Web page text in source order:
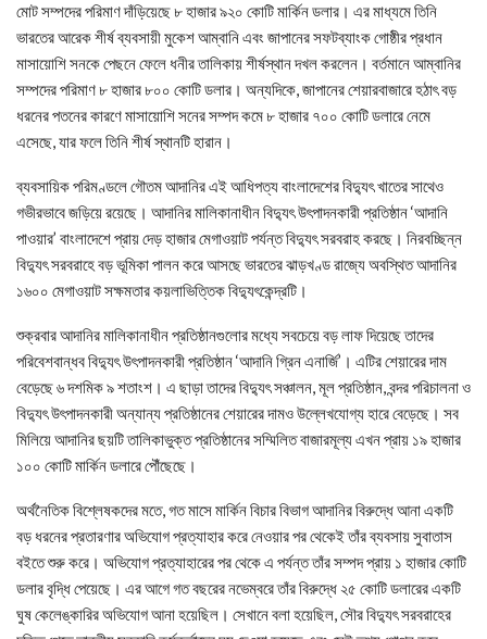
মোট সম্পদের পরিমাণ দাঁড়িয়েছে ৮ হাজার ৯২০ কোটি মার্কিন ডলার। এর মাধ্যমে তিনি
ভারতের আরেক শীর্ষ ব্যবসায়ী মুকেশ আম্বানি এবং জাপানের সফটব্যাংক গোষ্ঠীর প্রধান
মাসায়োশি সনকে পেছনে ফেলে ধনীর তালিকায় শীর্ষস্থান দখল করলেন। বর্তমানে আম্বানির
সম্পদের পরিমাণ ৮ হাজার ৮০০ কোটি ডলার। অন্যদিকে, জাপানের শেয়ারবাজারে হঠাৎ বড়
ধরনের পতনের কারণে মাসায়োশি সনের সম্পদ কমে ৮ হাজার ৭০০ কোটি ডলারে নেমে
এসেছে, যার ফলে তিনি শীর্ষ স্থানটি হারান।
ব্যবসায়িক পরিমণ্ডলে গৌতম আদানির এই আধিপত্য বাংলাদেশের বিদ্যুৎ খাতের সাথেও
গভীরভাবে জড়িয়ে রয়েছে। আদানির মালিকানাধীন বিদ্যুৎ উৎপাদনকারী প্রতিষ্ঠান ‘আদানি
পাওয়ার’ বাংলাদেশে প্রায় দেড় হাজার মেগাওয়াট পর্যন্ত বিদ্যুৎ সরবরাহ করছে। নিরবচ্ছিন্ন
বিদ্যুৎ সরবরাহে বড় ভূমিকা পালন করে আসছে ভারতের ঝাড়খণ্ড রাজ্যে অবস্থিত আদানির
১৬০০ মেগাওয়াট সক্ষমতার কয়লাভিত্তিক বিদ্যুৎকেন্দ্রটি।
শুক্রবার আদানির মালিকানাধীন প্রতিষ্ঠানগুলোর মধ্যে সবচেয়ে বড় লাফ দিয়েছে তাদের
পরিবেশবান্ধব বিদ্যুৎ উৎপাদনকারী প্রতিষ্ঠান ‘আদানি গ্রিন এনার্জি’। এটির শেয়ারের দাম
বেড়েছে ৬ দশমিক ৯ শতাংশ। এ ছাড়া তাদের বিদ্যুৎ সঞ্চালন, মূল প্রতিষ্ঠান, বন্দর পরিচালনা ও
বিদ্যুৎ উৎপাদনকারী অন্যান্য প্রতিষ্ঠানের শেয়ারের দামও উল্লেখযোগ্য হারে বেড়েছে। সব
মিলিয়ে আদানির ছয়টি তালিকাভুক্ত প্রতিষ্ঠানের সম্মিলিত বাজারমূল্য এখন প্রায় ১৯ হাজার
১০০ কোটি মার্কিন ডলারে পৌঁছেছে।
অর্থনৈতিক বিশ্লেষকদের মতে, গত মাসে মার্কিন বিচার বিভাগ আদানির বিরুদ্ধে আনা একটি
বড় ধরনের প্রতারণার অভিযোগ প্রত্যাহার করে নেওয়ার পর থেকেই তাঁর ব্যবসায় সুবাতাস
বইতে শুরু করে। অভিযোগ প্রত্যাহারের পর থেকে এ পর্যন্ত তাঁর সম্পদ প্রায় ১ হাজার কোটি
ডলার বৃদ্ধি পেয়েছে। এর আগে গত বছরের নভেম্বরে তাঁর বিরুদ্ধে ২৫ কোটি ডলারের একটি
ঘুষ কেলেঙ্কারির অভিযোগ আনা হয়েছিল। সেখানে বলা হয়েছিল, সৌর বিদ্যুৎ সরবরাহের